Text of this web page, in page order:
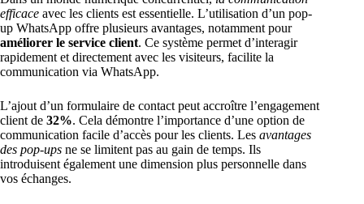
efficace avec les clients est essentielle. L’utilisation d’un pop-
up WhatsApp offre plusieurs avantages, notamment pour
améliorer le service client. Ce système permet d’interagir
rapidement et directement avec les visiteurs, facilite la
communication via WhatsApp.
L’ajout d’un formulaire de contact peut accroître l’engagement
client de 32%. Cela démontre l’importance d’une option de
communication facile d’accès pour les clients. Les avantages
des pop-ups ne se limitent pas au gain de temps. Ils
introduisent également une dimension plus personnelle dans
vos échanges.